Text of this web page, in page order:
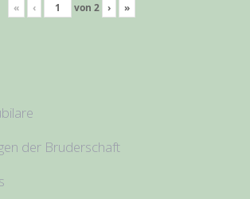
« ‹ von 2 › »
der Bruderschaft